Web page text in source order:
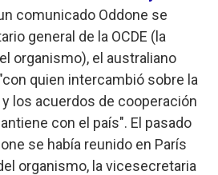
comunicado Oddone se
general de la OCDE (la
organismo), el australiano
quien intercambió sobre la
y los acuerdos de cooperación
con el país". El pasado
se había reunido en París
organismo, la vicesecretaria